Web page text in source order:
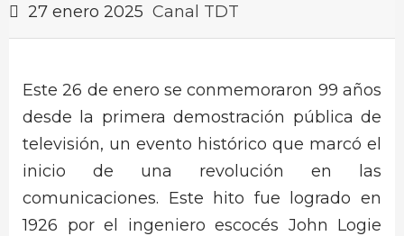
27 enero 2025 Canal TDT
Este 26 de enero se conmemoraron 99 años
desde la primera demostración pública de
televisión, un evento histórico que marcó el
inicio de una revolución en las
comunicaciones. Este hito fue logrado en
1926 por el ingeniero escocés John Logie